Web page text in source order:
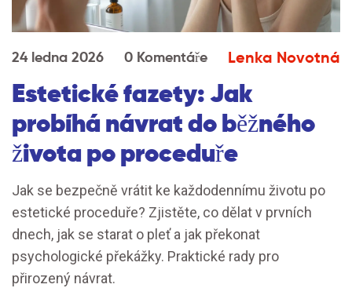
24 ledna 2026 0 Komentáře Lenka Novotná
Estetické fazety: Jak
probíhá návrat do běžného
života po proceduře
Jak se bezpečně vrátit ke každodennímu životu po
estetické proceduře? Zjistěte, co dělat v prvních
dnech, jak se starat o pleť a jak překonat
psychologické překážky. Praktické rady pro
přirozený návrat.